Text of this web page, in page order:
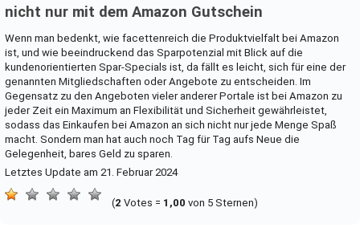
nicht nur mit dem Amazon Gutschein
Wenn man bedenkt, wie facettenreich die Produktvielfalt bei Amazon
ist, und wie beeindruckend das Sparpotenzial mit Blick auf die
kundenorientierten Spar-Specials ist, da fällt es leicht, sich für eine der
genannten Mitgliedschaften oder Angebote zu entscheiden. Im
Gegensatz zu den Angeboten vieler anderer Portale ist bei Amazon zu
jeder Zeit ein Maximum an Flexibilität und Sicherheit gewährleistet,
sodass das Einkaufen bei Amazon an sich nicht nur jede Menge Spaß
macht. Sondern man hat auch noch Tag für Tag aufs Neue die
Gelegenheit, bares Geld zu sparen.
Letztes Update am 21. Februar 2024
(2 Votes = 1,00 von 5 Sternen)